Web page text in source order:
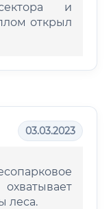
и
открыл
03.03.2023
леса.